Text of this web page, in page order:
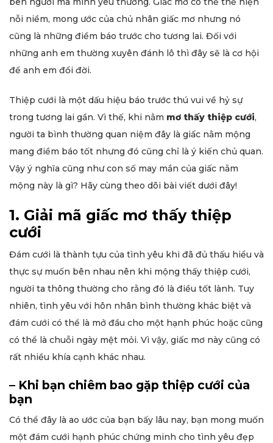
nỗi niềm, mong ước của chủ nhân giấc mơ nhưng nó
cũng là những điềm báo trước cho tương lai. Đối với
những anh em thường xuyên đánh lô thì đây sẽ là cơ hội
để anh em đổi đời.
Thiệp cưới là một dấu hiệu báo trước thú vui về hỷ sự
trong tương lai gần. Vì thế, khi nằm mơ thấy thiệp cưới,
người ta bình thường quan niệm đây là giấc nằm mộng
mang điềm báo tốt nhưng đó cũng chỉ là ý kiến chủ quan.
Vậy ý nghĩa cũng như con số may mắn của giấc nằm
mộng này là gì? Hãy cùng theo dõi bài viết dưới đây!
1. Giải mã giấc mơ thấy thiệp
cưới
Đám cưới là thành tựu của tình yêu khi đã đủ thấu hiểu và
thực sự muốn bên nhau nên khi mộng thấy thiệp cưới,
người ta thông thường cho rằng đó là điều tốt lành. Tuy
nhiên, tình yêu với hôn nhân bình thường khác biệt và
đám cưới có thể là mở đầu cho một hạnh phúc hoặc cũng
có thể là chuỗi ngày mệt mỏi. Vì vậy, giấc mơ này cũng có
rất nhiều khía cạnh khác nhau.
– Khi bạn chiêm bao gặp thiệp cưới của
bạn
Có thể đây là ao ước của bạn bấy lâu nay, bạn mong muốn
một đám cưới hạnh phúc chứng minh cho tình yêu đẹp